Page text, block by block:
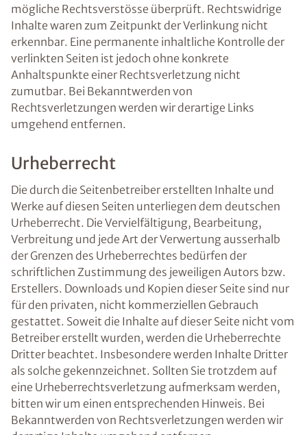
mögliche Rechtsverstösse überprüft. Rechtswidrige
Inhalte waren zum Zeitpunkt der Verlinkung nicht
erkennbar. Eine permanente inhaltliche Kontrolle der
verlinkten Seiten ist jedoch ohne konkrete
Anhaltspunkte einer Rechtsverletzung nicht
zumutbar. Bei Bekanntwerden von
Rechtsverletzungen werden wir derartige Links
umgehend entfernen.
Urheberrecht
Die durch die Seitenbetreiber erstellten Inhalte und
Werke auf diesen Seiten unterliegen dem deutschen
Urheberrecht. Die Vervielfältigung, Bearbeitung,
Verbreitung und jede Art der Verwertung ausserhalb
der Grenzen des Urheberrechtes bedürfen der
schriftlichen Zustimmung des jeweiligen Autors bzw.
Erstellers. Downloads und Kopien dieser Seite sind nur
für den privaten, nicht kommerziellen Gebrauch
gestattet. Soweit die Inhalte auf dieser Seite nicht vom
Betreiber erstellt wurden, werden die Urheberrechte
Dritter beachtet. Insbesondere werden Inhalte Dritter
als solche gekennzeichnet. Sollten Sie trotzdem auf
eine Urheberrechtsverletzung aufmerksam werden,
bitten wir um einen entsprechenden Hinweis. Bei
Bekanntwerden von Rechtsverletzungen werden wir